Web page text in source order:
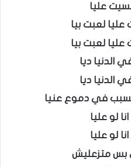
عليا
لعبت بيا
لعبت بيا
الدنيا ديا
الدنيا ديا
في دموع عنيا
لو عليا
لو عليا
بس متزعليش